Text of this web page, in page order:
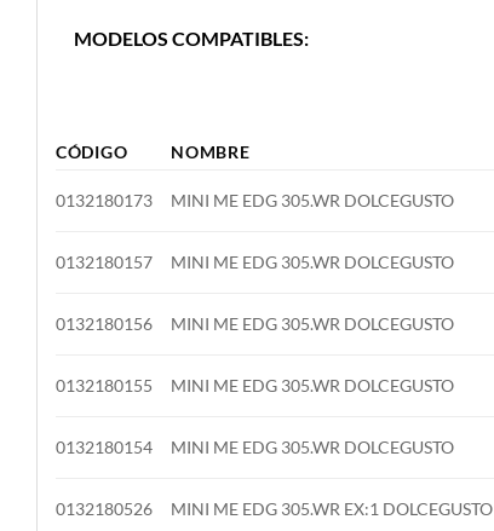
MODELOS COMPATIBLES:
CÓDIGO NOMBRE
0132180173 MINI ME EDG 305.WR DOLCEGUSTO
0132180157 MINI ME EDG 305.WR DOLCEGUSTO
0132180156 MINI ME EDG 305.WR DOLCEGUSTO
0132180155 MINI ME EDG 305.WR DOLCEGUSTO
0132180154 MINI ME EDG 305.WR DOLCEGUSTO
0132180526 MINI ME EDG 305.WR EX:1 DOLCEGUSTO